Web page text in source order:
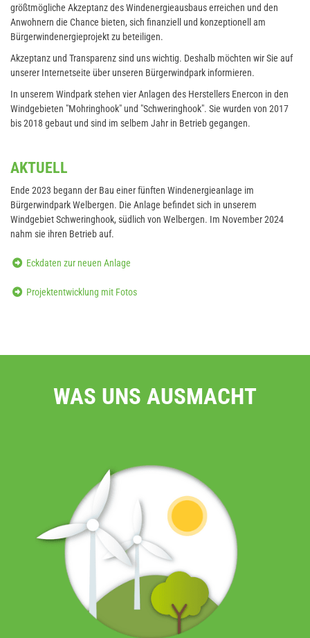
größtmögliche Akzeptanz des Windenergieausbaus erreichen und den
Anwohnern die Chance bieten, sich finanziell und konzeptionell am
Bürgerwindenergieprojekt zu beteiligen.
Akzeptanz und Transparenz sind uns wichtig. Deshalb möchten wir Sie auf
unserer Internetseite über unseren Bürgerwindpark informieren.
In unserem Windpark stehen vier Anlagen des Herstellers Enercon in den
Windgebieten "Mohringhook" und "Schweringhook". Sie wurden von 2017
bis 2018 gebaut und sind im selbem Jahr in Betrieb gegangen.
AKTUELL
Ende 2023 begann der Bau einer fünften Windenergieanlage im
Bürgerwindpark Welbergen. Die Anlage befindet sich in unserem
Windgebiet Schweringhook, südlich von Welbergen. Im November 2024
nahm sie ihren Betrieb auf.
Eckdaten zur neuen Anlage
Projektentwicklung mit Fotos
WAS UNS AUSMACHT